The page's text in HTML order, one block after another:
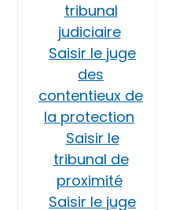
tribunal
judiciaire
Saisir le juge
des
contentieux de
la protection
Saisir le
tribunal de
proximité
Saisir le juge